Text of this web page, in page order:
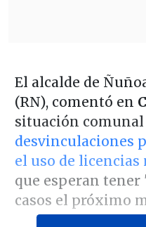
El alcalde de
(RN), comentó en
situación comunal
desvinculaciones
el uso de licencias
que esperan tener
casos el próximo